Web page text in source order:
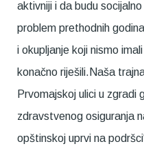
aktivniji i da budu
problem prethodnih
i okupljanje koji nismo
konačno riješili.Naša
Prvomajskoj ulici u zgradi
zdravstvenog osiguranja
opštinskoj uprvi na